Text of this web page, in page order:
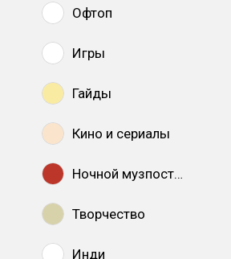
Офтоп
Игры
Гайды
Кино и сериалы
Ночной музпостинг
Творчество
Инди